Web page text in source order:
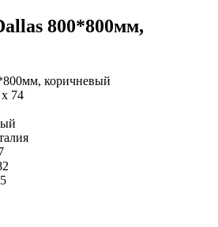
800*800мм,
коричневый
74